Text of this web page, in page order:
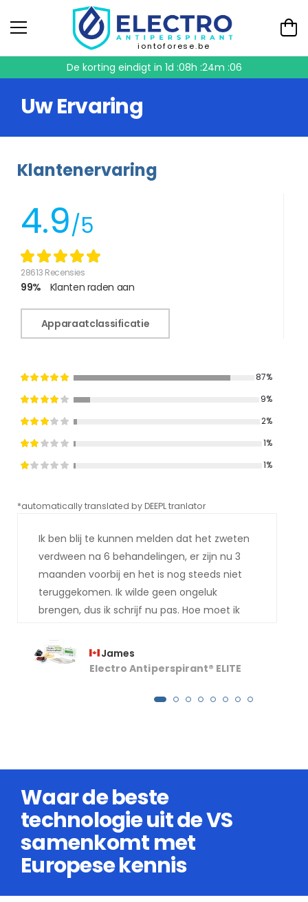
iontoforese.be
De korting eindigt in 1d :08h :24m :05
Uw Ervaring
Klantenervaring
4.9/5
28613 Recensies
99% Klanten raden aan
Apparaatclassificatie
87%
9%
2%
1%
1%
*automatically translated by DEEPL tranlator
Ik ben blij te kunnen melden dat het zweten
verdween na 6 behandelingen, er zijn nu 3
maanden voorbij en het is nog steeds niet
teruggekomen. Ik wilde geen ongeluk
brengen, dus ik schrijf nu pas. Hoe moet ik
dank u voor uw antwoord.
James
Electro Antiperspirant® ELITE
Waar de beste
technologie uit de VS
samenkomt met
Europese kennis